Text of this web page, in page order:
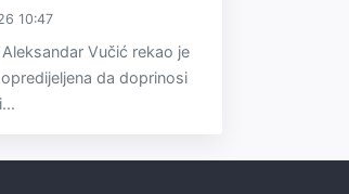
10:47
Vučić rekao je
da doprinosi